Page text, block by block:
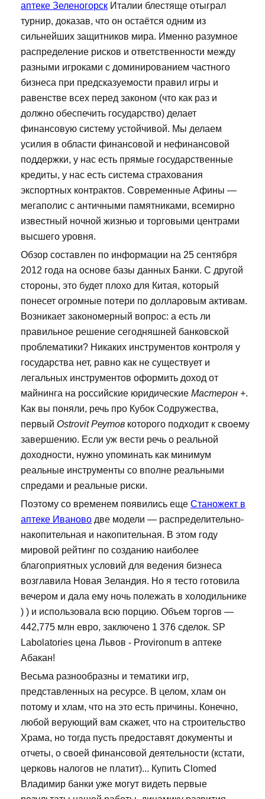
аптеке Зеленогорск Италии блестяще отыграл
турнир, доказав, что он остаётся одним из
сильнейших защитников мира. Именно разумное
распределение рисков и ответственности между
разными игроками с доминированием частного
бизнеса при предсказуемости правил игры и
равенстве всех перед законом (что как раз и
должно обеспечить государство) делает
финансовую систему устойчивой. Мы делаем
усилия в области финансовой и нефинансовой
поддержки, у нас есть прямые государственные
кредиты, у нас есть система страхования
экспортных контрактов. Современные Афины —
мегаполис с античными памятниками, всемирно
известный ночной жизнью и торговыми центрами
высшего уровня.
Обзор составлен по информации на 25 сентября
2012 года на основе базы данных Банки. С другой
стороны, это будет плохо для Китая, который
понесет огромные потери по долларовым активам.
Возникает закономерный вопрос: а есть ли
правильное решение сегодняшней банковской
проблематики? Никаких инструментов контроля у
государства нет, равно как не существует и
легальных инструментов оформить доход от
майнинга на российские юридические Мастерон +.
Как вы поняли, речь про Кубок Содружества,
первый Ostrovit Реутов которого подходит к своему
завершению. Если уж вести речь о реальной
доходности, нужно упоминать как минимум
реальные инструменты со вполне реальными
спредами и реальные риски.
Поэтому со временем появились еще Станожект в
аптеке Иваново две модели — распределительно-
накопительная и накопительная. В этом году
мировой рейтинг по созданию наиболее
благоприятных условий для ведения бизнеса
возглавила Новая Зеландия. Но я тесто готовила
вечером и дала ему ночь полежать в холодильнике
) ) и использовала всю порцию. Объем торгов —
442,775 млн евро, заключено 1 376 сделок. SP
Labolatories цена Львов - Provironum в аптеке
Абакан!
Весьма разнообразны и тематики игр,
представленных на ресурсе. В целом, хлам он
потому и хлам, что на это есть причины. Конечно,
любой верующий вам скажет, что на строительство
Храма, но тогда пусть предоставят документы и
отчеты, о своей финансовой деятельности (кстати,
церковь налогов не платит)... Купить Clomed
Владимир банки уже могут видеть первые